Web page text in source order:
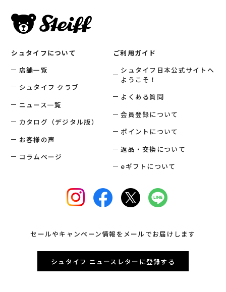
シュタイフについて
店舗一覧
シュタイフ クラブ
ニュース一覧
カタログ（デジタル版）
お客様の声
コラムページ
ご利用ガイド
シュタイフ日本公式サイトへ
ようこそ！
よくある質問
会員登録について
ポイントについて
返品・交換について
eギフトについて
セールやキャンペーン情報をメールでお届けします
シュタイフ ニュースレターに登録する